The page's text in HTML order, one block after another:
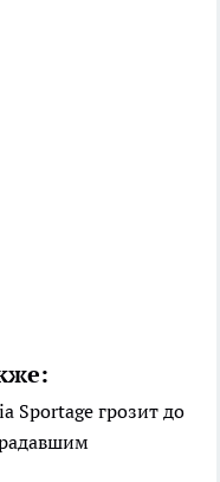
Sportage грозит до